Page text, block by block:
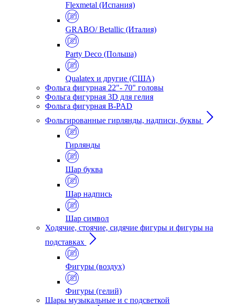
Flexmetal (Испания)
GRABO/ Betallic (Италия)
Party Deco (Польша)
Qualatex и другие (США)
Фольга фигурная 22"- 70" головы
Фольга фигурная 3D для гелия
Фольга фигурная B-PAD
Фольгированные гирлянды, надписи, буквы
Гирлянды
Шар буква
Шар надпись
Шар символ
Ходячие, стоячие, сидячие фигуры и фигуры на
подставках
Фигуры (воздух)
Фигуры (гелий)
Шары музыкальные и с подсветкой